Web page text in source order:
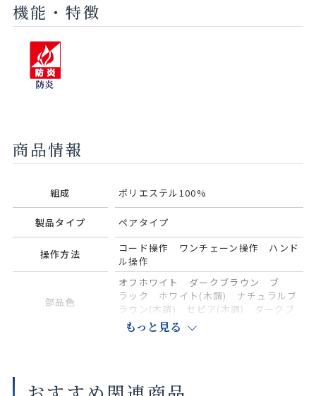
機能・特徴
防炎
商品情報
組成 ポリエステル100%
製品タイプ ペアタイプ
操作方法
コード操作 ワンチェーン操作 ハンド
ル操作
部品色
オフホワイト ダークブラウン ブ
ラック ホワイト(木調) ナチュラルブ
ラウン(木調) セピア(木調) ダークブ
ラウン(木調)
サイズや仕様によって価格が異なります。
もっと見る